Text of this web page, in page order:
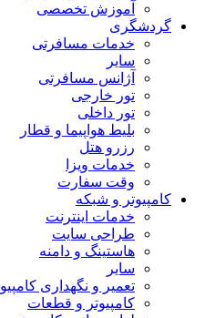
آموزش تخصصی
گردشگری
خدمات مسافرتی
سایر
آژانس مسافرتی
تور خارجی
تور داخلی
بلیط هواپیما و قطار
رزرو هتل
خدمات ویزا
وقت سفارت
کامپیوتر و شبکه
خدمات اینترنت
طراحی سایت
هاستینگ و دامنه
سایر
تعمیر و نگهداری کامپیوتر
کامپیوتر و قطعات